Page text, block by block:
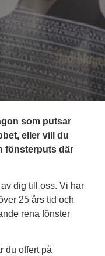
som putsar
eller vill du
fönsterputs där
dig till oss. Vi har
25 års tid och
rena fönster
du offert på